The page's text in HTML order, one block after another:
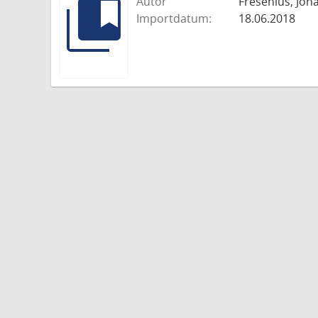
Importdatum:
18.06.2018